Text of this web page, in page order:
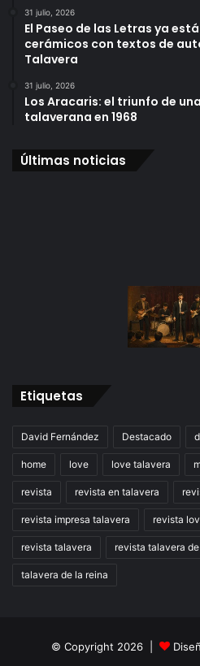
31 julio, 2026
El Paseo de las Letras ya
cerámicos con textos de
Talavera
31 julio, 2026
Los Aracaris: el triunfo de
talaverana en 1968
Últimas noticias
Etiquetas
David Fernández Destacado
home love love talavera
revista revista en talavera
revista impresa talavera revista
revista talavera revista talavera
talavera de la reina
© Copyright 2026 |